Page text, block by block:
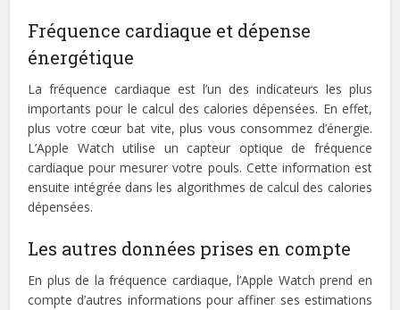
Fréquence cardiaque et dépense
énergétique
La fréquence cardiaque est l’un des indicateurs les plus
importants pour le calcul des calories dépensées. En effet,
plus votre cœur bat vite, plus vous consommez d’énergie.
L’Apple Watch utilise un capteur optique de fréquence
cardiaque pour mesurer votre pouls. Cette information est
ensuite intégrée dans les algorithmes de calcul des calories
dépensées.
Les autres données prises en compte
En plus de la fréquence cardiaque, l’Apple Watch prend en
compte d’autres informations pour affiner ses estimations